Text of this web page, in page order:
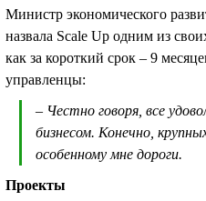
Министр экономического
назвала Scale Up одним из
как за короткий срок – 9
управленцы:
– Честно говоря, все
бизнесом. Конечно,
особенному мне дороги.
Проекты